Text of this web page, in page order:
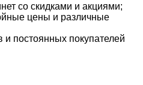
со скидками и акциями;
цены и различные
и постоянных покупателей